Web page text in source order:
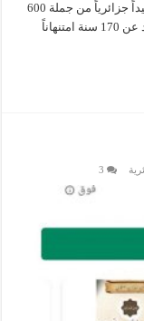
وصل إلى الجزائراليوم الجمعة رفاة وجماجم 24 شهيداً جزائرياً من جملة 600
تحتجهزهم فرنسا الاستعمارية في متاحفها لمدة تزيد عن 170 سنة امتنهاناً
3